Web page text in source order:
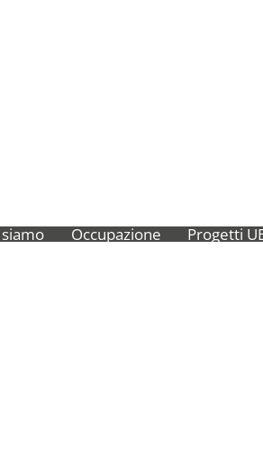
Occupazione Progetti